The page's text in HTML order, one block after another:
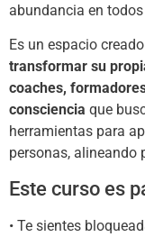
abundancia en
Es un espacio
transformar su
coaches,
consciencia que
herramientas para
personas, alineando
Este curso es
• Te sientes